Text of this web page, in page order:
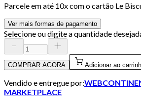
Parcele em até 10x com o cartão Le
Ver mais formas de pagamento
Selecione ou digite a quantidade
COMPRAR AGORA Adicionar ao
Vendido e entregue por:
MARKETPLACE